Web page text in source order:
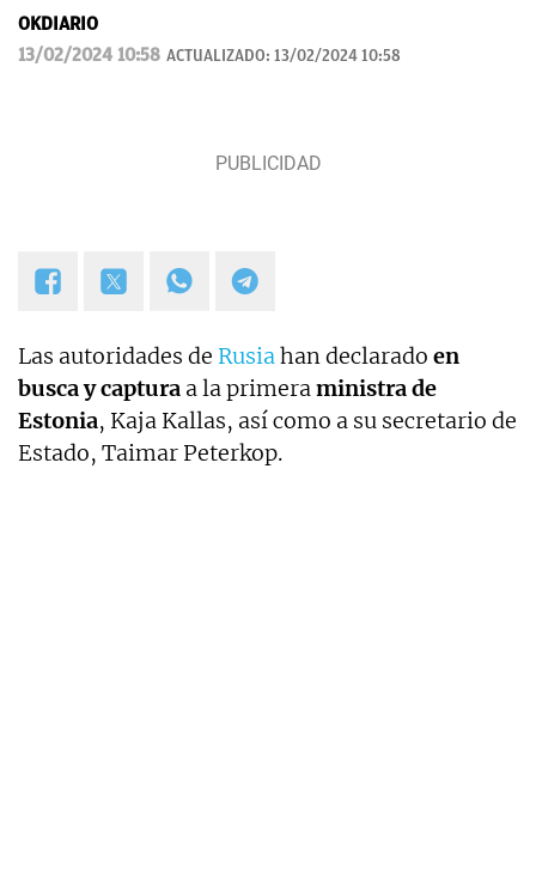
OKDIARIO
13/02/2024 10:58 ACTUALIZADO: 13/02/2024 10:58
Las autoridades de Rusiahan declarado en
busca y captura a la primeraministra de
Estonia, Kaja Kallas, así como a su secretario de
Estado, Taimar Peterkop.